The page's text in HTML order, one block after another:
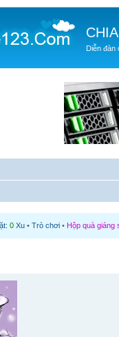
Diễn đàn
0 Xu • Trò chơi • Hộp quà giáng